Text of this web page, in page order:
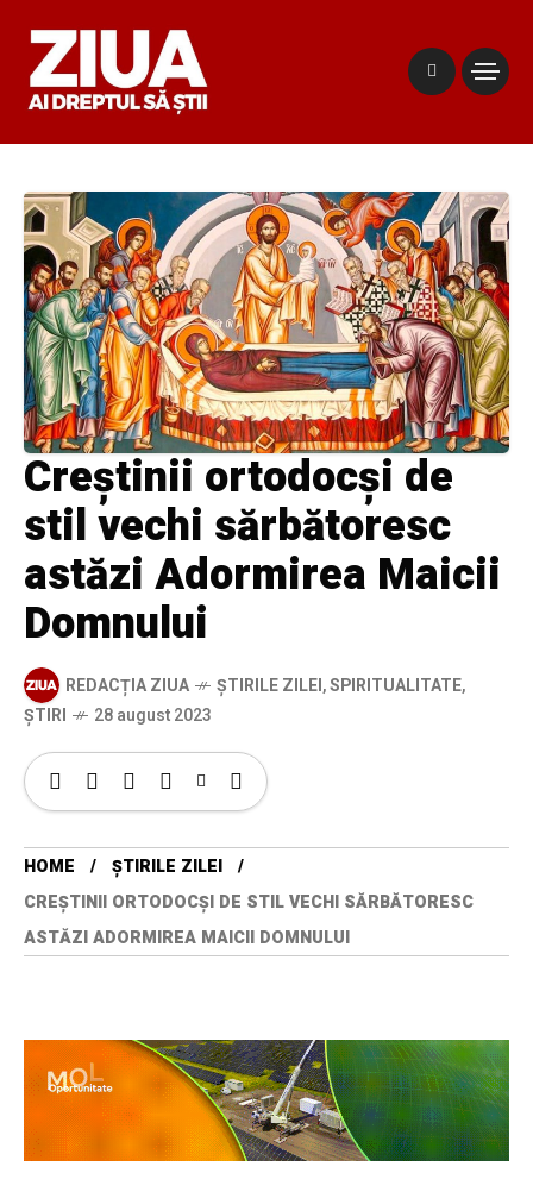
Creştinii ortodocşi de
stil vechi sărbătoresc
astăzi Adormirea Maicii
Domnului
REDACȚIA ZIUA ȘTIRILE ZILEI,SPIRITUALITATE,
ȘTIRI
28 august 2023
HOME
ȘTIRILE ZILEI
CREŞTINII ORTODOCŞI DE STIL VECHI SĂRBĂTORESC
ASTĂZI ADORMIREA MAICII DOMNULUI